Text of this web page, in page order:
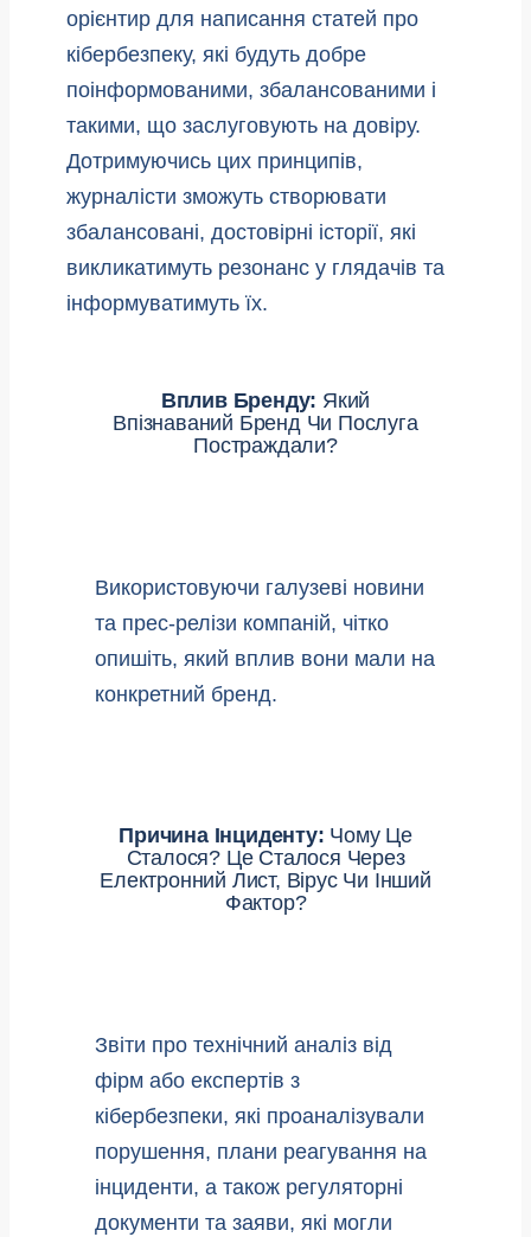
орієнтир для написання статей про
кібербезпеку, які будуть добре
поінформованими, збалансованими і
такими, що заслуговують на довіру.
Дотримуючись цих принципів,
журналісти зможуть створювати
збалансовані, достовірні історії, які
викликатимуть резонанс у глядачів та
інформуватимуть їх.
Вплив Бренду: Який
Впізнаваний Бренд Чи Послуга
Постраждали?
Використовуючи галузеві новини
та прес-релізи компаній, чітко
опишіть, який вплив вони мали на
конкретний бренд.
Причина Інциденту: Чому Це
Сталося? Це Сталося Через
Електронний Лист, Вірус Чи Інший
Фактор?
Звіти про технічний аналіз від
фірм або експертів з
кібербезпеки, які проаналізували
порушення, плани реагування на
інциденти, а також регуляторні
документи та заяви, які могли